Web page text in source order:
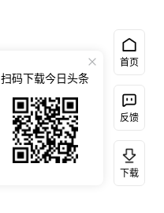
首页
反馈
下载
扫码下载今日头条